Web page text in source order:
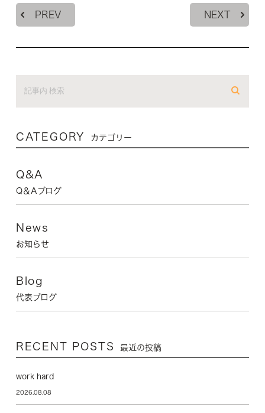
PREV NEXT
CATEGORY カテゴリー
Q&A
Q＆Aブログ
News
お知らせ
Blog
代表ブログ
RECENT POSTS 最近の投稿
work hard
2026.08.08